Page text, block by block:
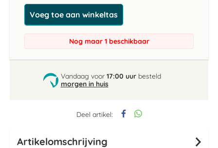
Deel artikel:
Voeg toe aan winkeltas
Nog maar 1 beschikbaar
Vandaag voor 17:00 uurbesteld
morgen in huis
Artikelomschrijving